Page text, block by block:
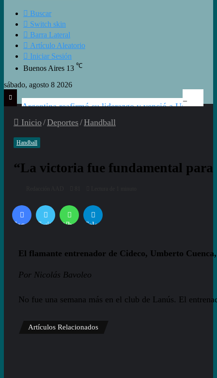
Buscar
Switch skin
Barra Lateral
Artículo Aleatorio
Iniciar Sesión
Buenos Aires 13 ℃
sábado, agosto 8 2026
Argentina reafirmó su liderazgo y venció a Uruguay en el Sudamericano
Inicio/Deportes/Handball
Handball
“La victoria fue fundamental para
FacebookTwitter WhatsAppTelegram
El flamante entrenador de Cideco, Umberto
Por Nicolás Bavoleo
No fue una semana más en el club de Lanús. El
Artículos Relacionados